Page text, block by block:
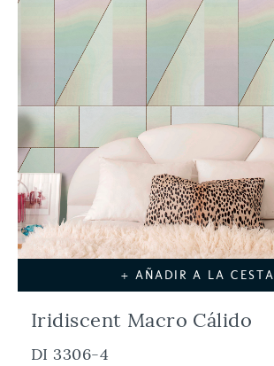
+ AÑADIR A LA CESTA
Iridiscent Macro Cálido
DI 3306-4